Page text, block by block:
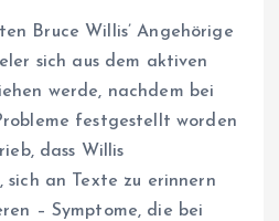
Bruce Willis’ Angehörige
sich aus dem aktiven
werde, nachdem bei
festgestellt worden
dass Willis
sich an Texte zu erinnern
– Symptome, die bei